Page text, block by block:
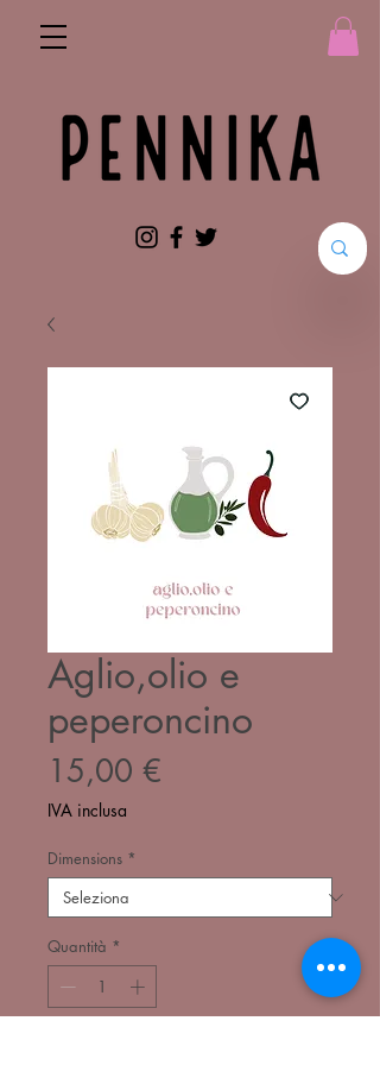
Aglio,olio e
peperoncino
15,00 €
IVA inclusa
Dimensions *
Quantità *